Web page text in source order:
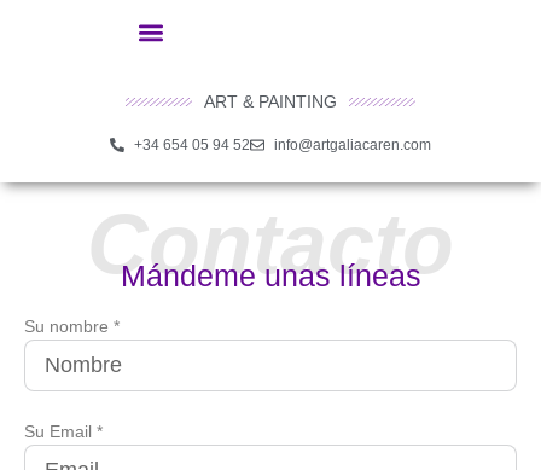
ART & PAINTING
+34 654 05 94 52 info@artgaliacaren.com
Contacto
Mándeme unas líneas
Su nombre *
Su Email *